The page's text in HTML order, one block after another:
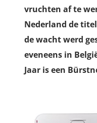
vruchten af te
Nederland de
de wacht werd
eveneens in
Jaar is een